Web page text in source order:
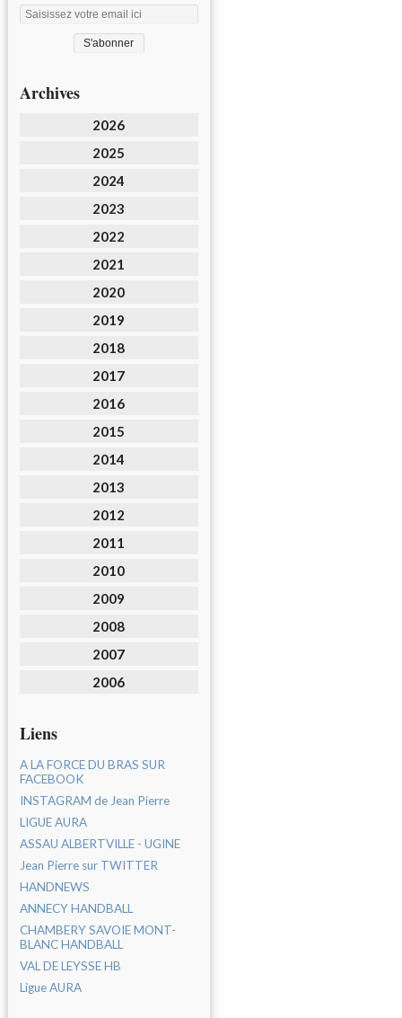
Archives
2026
2025
2024
2023
2022
2021
2020
2019
2018
2017
2016
2015
2014
2013
2012
2011
2010
2009
2008
2007
2006
Liens
A LA FORCE DU BRAS SUR
FACEBOOK
INSTAGRAM de Jean Pierre
LIGUE AURA
ASSAU ALBERTVILLE - UGINE
Jean Pierre sur TWITTER
HANDNEWS
ANNECY HANDBALL
CHAMBERY SAVOIE MONT-
BLANC HANDBALL
VAL DE LEYSSE HB
Ligue AURA